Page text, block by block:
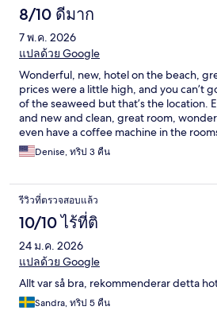
8/10 ดีมาก
7 พ.ค. 2026
แปลด้วย Google
Wonderful, new, hotel on the beach,
prices were a little high, and you can’t
of the seaweed but that’s the location.
and new and clean, great room,
even have a coffee machine in the
Denise, ทริป 3 คืน
รีวิวที่ตรวจสอบแล้ว
10/10 ไร้ที่ติ
24 ม.ค. 2026
แปลด้วย Google
Allt var så bra, rekommenderar detta
Sandra, ทริป 5 คืน